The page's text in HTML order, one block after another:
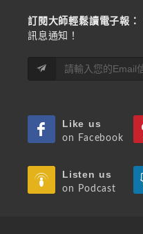
訂閱大師輕鬆讀電子報：
訊息通知！
Like us
on Facebook
Listen us
on Podcast